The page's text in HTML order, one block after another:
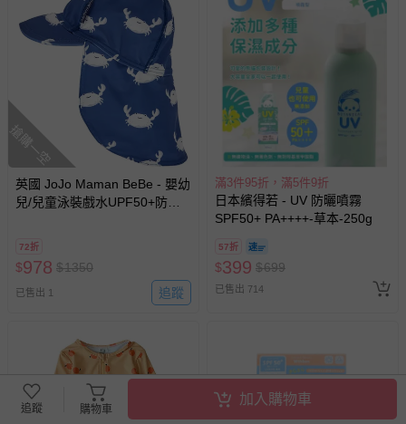
搶購一空
英國 JoJo Maman BeBe - 嬰幼
兒/兒童泳裝戲水UPF50+防曬
72折
$978 $1350
已售出 1 追蹤
滿3件95折，滿5件9折
日本繽得若 - UV 防曬噴霧
SPF50+ PA++++-草本-250g
57折
$399 $699
已售出 714
追蹤 購物車
加入購物車